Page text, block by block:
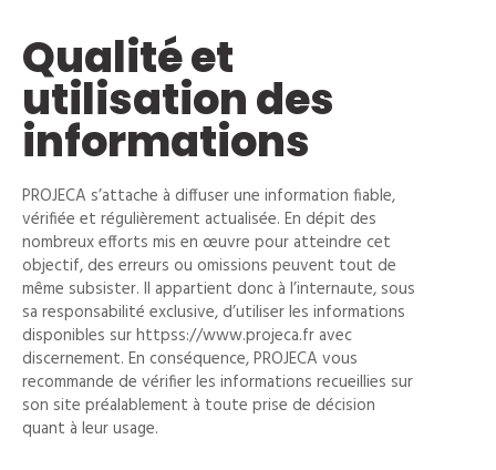
Qualité et
utilisation des
informations
PROJECA s’attache à diffuser une information fiable,
vérifiée et régulièrement actualisée. En dépit des
nombreux efforts mis en œuvre pour atteindre cet
objectif, des erreurs ou omissions peuvent tout de
même subsister. Il appartient donc à l’internaute, sous
sa responsabilité exclusive, d’utiliser les informations
disponibles sur httpss://www.projeca.fr avec
discernement. En conséquence, PROJECA vous
recommande de vérifier les informations recueillies sur
son site préalablement à toute prise de décision
quant à leur usage.